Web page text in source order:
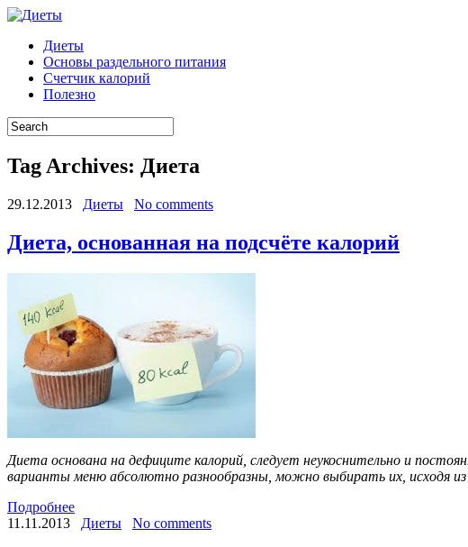
Диеты
Основы раздельного питания
Счетчик калорий
Полезно
Tag Archives: Диета
29.12.2013 Диеты No comments
Диета, основанная на подсчёте калорий
Диета основана на дефиците калорий, следует неукоснительно и
варианты меню абсолютно разнообразны, можно выбирать их, исходя из
Подробнее
11.11.2013
Диеты No comments